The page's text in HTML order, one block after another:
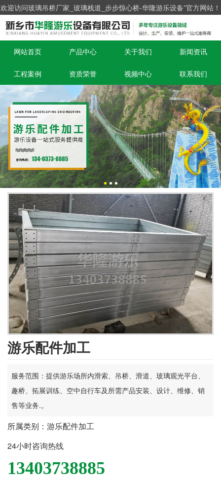
欢迎访问玻璃吊桥厂家_玻璃栈道_步步惊心桥-华隆游乐设备”官方网站！
网站首页 产品中心 关于我们 新闻资讯
工程案例 资质荣誉 视频中心 联系我们
游乐配件加工
服务范围：提供游乐场所内滑索、吊桥、滑道、玻璃观光平台、
趣桥、拓展训练、空中自行车及所需产品安装、设计、维修、销
售等业务.。
所属类别：游乐配件加工
24小时咨询热线
13403738885